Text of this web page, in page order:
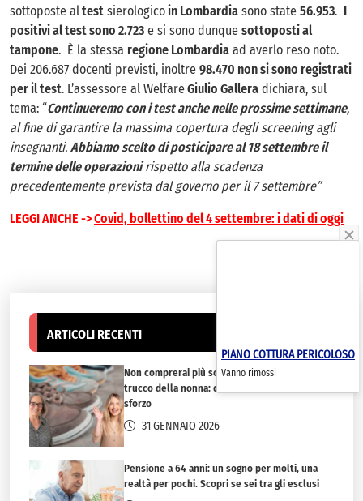
sottoposte altest sierologicoin Lombardia sono state 56.953. I
positivi al test sono 2.723 e si sono dunque sottoposti al
tampone. È la stessa regione Lombardia ad averlo reso noto.
Dei 206.687 docenti previsti, inoltre 98.470 non si sono registrati
per il test. L’assessore al WelfareGiulio Gallera dichiara, sul
tema: “Continueremo con i test anche nelle prossime settimane,
al fine di garantire la massima copertura degli screening agli
insegnanti. Abbiamo scelto di posticipare al 18 settembre il
termine delle operazionirispetto alla scadenza
precedentemente prevista dal governo per il 7 settembre”
LEGGI ANCHE ->Covid, bollettino del 4 settembre: i dati di oggi
ARTICOLI RECENTI
Non comprerai più scarpe nuove con questo
trucco della nonna: dureranno 40 anni senza
sforzo
31 GENNAIO 2026
Pensione a 64 anni: un sogno per molti, una
realtà per pochi. Scopri se sei tra gli esclusi
PIANO COTTURA PERICOLOSO
Vanno rimossi